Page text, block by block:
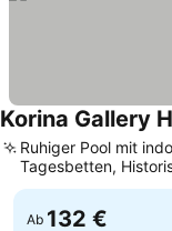
Korina Gallery
Ruhiger Pool mit
Tagesbetten,
venezianisches
Ab 132 €